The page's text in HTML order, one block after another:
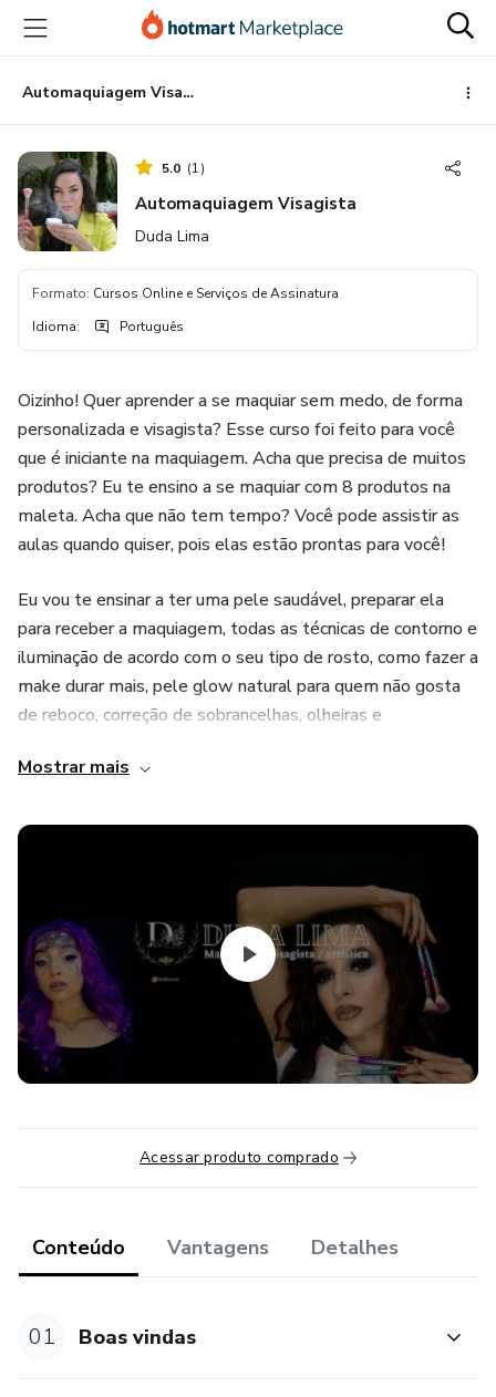
para
conteúdo
principal
para
pagamento
para
rodapé
Automaquiagem Visagista
5.0 (1)
Automaquiagem Visagista
Duda Lima
Formato: Cursos Online e Serviços de Assinatura
Idioma: Português
Oizinho! Quer aprender a se maquiar sem medo, de forma
personalizada e visagista? Esse curso foi feito para você
que é iniciante na maquiagem. Acha que precisa de muitos
produtos? Eu te ensino a se maquiar com 8 produtos na
maleta. Acha que não tem tempo? Você pode assistir as
aulas quando quiser, pois elas estão prontas para você!
Eu vou te ensinar a ter uma pele saudável, preparar ela
para receber a maquiagem, todas as técnicas de contorno e
iluminação de acordo com o seu tipo de rosto, como fazer a
make durar mais, pele glow natural para quem não gosta
de reboco, correção de sobrancelhas, olheiras e
coringa para qualquer ocasião, olho preto, esfumado com
cores na maquiagem e com o seu look!
A gente se encontra lá, um beijo!
Mostrar mais
Acessar produto comprado
Conteúdo Vantagens Detalhes
01 Boas vindas